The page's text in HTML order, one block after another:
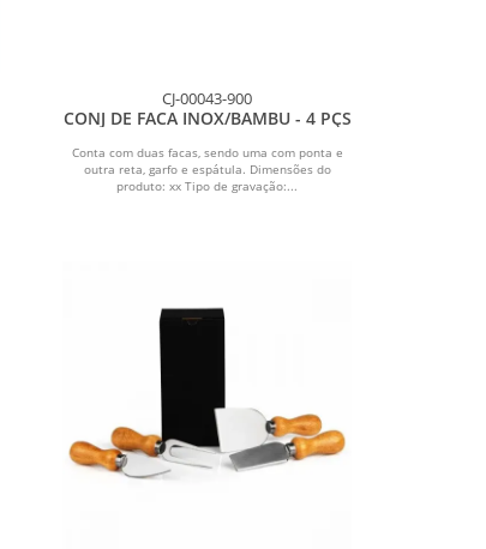
CJ-00043-900
CONJ DE FACA INOX/BAMBU - 4 PÇS
Conta com duas facas, sendo uma com ponta e
outra reta, garfo e espátula. Dimensões do
produto: xx Tipo de gravação:...